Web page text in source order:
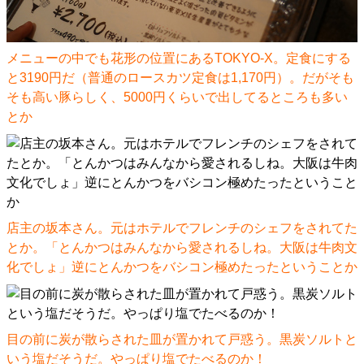
メニューの中でも花形の位置にあるTOKYO-X。定食にする
と3190円だ（普通のロースカツ定食は1,170円）。だがそも
そも高い豚らしく、5000円くらいで出してるところも多い
とか
店主の坂本さん。元はホテルでフレンチのシェフをされてた
とか。「とんかつはみんなから愛されるしね。大阪は牛肉文
化でしょ」逆にとんかつをバシコン極めたったということか
目の前に炭が散らされた皿が置かれて戸惑う。黒炭ソルトと
いう塩だそうだ。やっぱり塩でたべるのか！